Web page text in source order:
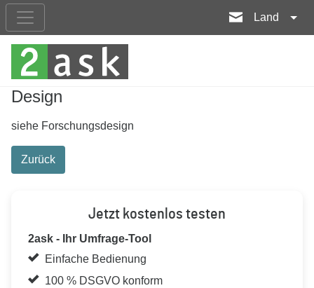
Land
Design
siehe Forschungsdesign
Zurück
Jetzt kostenlos testen
2ask - Ihr Umfrage-Tool
Einfache Bedienung
100 % DSGVO konform